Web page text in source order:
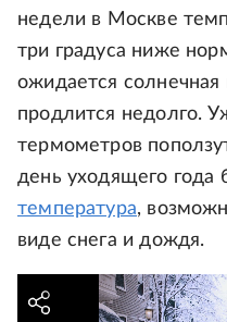
недели в Москве
три градуса ниже
ожидается солнечная
продлится недолго.
термометров
день уходящего года
температура,
виде снега и дождя.